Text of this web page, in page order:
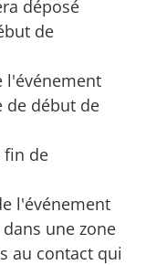
déposé
de
l'événement
de début de
fin de
l'événement
une zone
au contact qui